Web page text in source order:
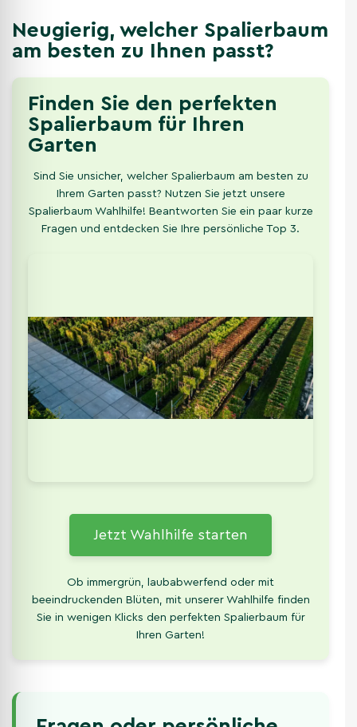
Neugierig, welcher Spalierbaum
am besten zu Ihnen passt?
Finden Sie den perfekten
Spalierbaum für Ihren
Garten
Sind Sie unsicher, welcher Spalierbaum am besten zu
Ihrem Garten passt? Nutzen Sie jetzt unsere
Spalierbaum Wahlhilfe! Beantworten Sie ein paar kurze
Fragen und entdecken Sie Ihre persönliche Top 3.
Jetzt Wahlhilfe starten
Ob immergrün, laubabwerfend oder mit
beeindruckenden Blüten, mit unserer Wahlhilfe finden
Sie in wenigen Klicks den perfekten Spalierbaum für
Ihren Garten!